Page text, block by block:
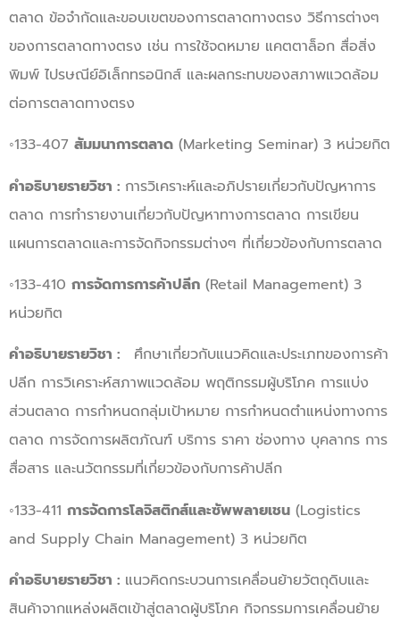
ตลาด ข้อจำกัดและขอบเขตของการตลาดทางตรง วิธีการต่างๆ
ของการตลาดทางตรง เช่น การใช้จดหมาย แคตตาล็อก สื่อสิ่ง
พิมพ์ ไปรษณีย์อิเล็กทรอนิกส์ และผลกระทบของสภาพแวดล้อม
ต่อการตลาดทางตรง
◦133-407 สัมมนาการตลาด (Marketing Seminar) 3 หน่วยกิต
คำอธิบายรายวิชา : การวิเคราะห์และอภิปรายเกี่ยวกับปัญหาการ
ตลาด การทำรายงานเกี่ยวกับปัญหาทางการตลาด การเขียน
แผนการตลาดและการจัดกิจกรรมต่างๆ ที่เกี่ยวข้องกับการตลาด
◦133-410 การจัดการการค้าปลีก (Retail Management) 3
หน่วยกิต
คำอธิบายรายวิชา : ศึกษาเกี่ยวกับแนวคิดและประเภทของการค้า
ปลีก การวิเคราะห์สภาพแวดล้อม พฤติกรรมผู้บริโภค การแบ่ง
ส่วนตลาด การกำหนดกลุ่มเป้าหมาย การกำหนดตำแหน่งทางการ
ตลาด การจัดการผลิตภัณฑ์ บริการ ราคา ช่องทาง บุคลากร การ
สื่อสาร และนวัตกรรมที่เกี่ยวข้องกับการค้าปลีก
◦133-411 การจัดการโลจิสติกส์และซัพพลายเชน (Logistics
and Supply Chain Management) 3 หน่วยกิต
คำอธิบายรายวิชา : แนวคิดกระบวนการเคลื่อนย้ายวัตถุดิบและ
สินค้าจากแหล่งผลิตเข้าสู่ตลาดผู้บริโภค กิจกรรมการเคลื่อนย้าย